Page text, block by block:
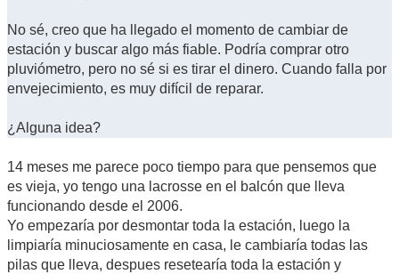
No sé, creo que ha llegado el momento de cambiar de
estación y buscar algo más fiable. Podría comprar otro
pluviómetro, pero no sé si es tirar el dinero. Cuando falla por
envejecimiento, es muy difícil de reparar.
¿Alguna idea?
14 meses me parece poco tiempo para que pensemos que
es vieja, yo tengo una lacrosse en el balcón que lleva
funcionando desde el 2006.
Yo empezaría por desmontar toda la estación, luego la
limpiaría minuciosamente en casa, le cambiaría todas las
pilas que lleva, despues resetearía toda la estación y